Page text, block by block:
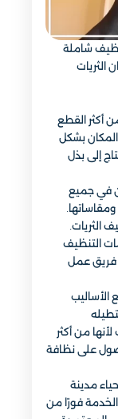
شاملة
الثريات
أكثر القطع
المكان بشكل
إلى بذل
في جميع
الثريات.
التنظيف
فريق عمل
الأساليب
من أكثر
على نظافة
مدينة
فورًا من